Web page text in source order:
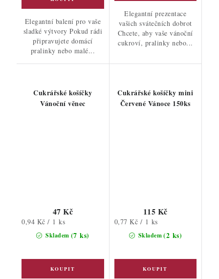
Elegantní balení pro vaše
sladké výtvory Pokud rádi
připravujete domácí
pralinky nebo malé...
Elegantní prezentace
vašich svátečních dobrot
Chcete, aby vaše vánoční
cukroví, pralinky nebo...
Cukrářské košíčky
Vánoční věnec
Skladem (7 ks)
47 Kč
Měrná
0,94 Kč / 1 ks
Cukrářské košíčky mini
Červené Vánoce 150ks
Skladem(2 ks)
115 Kč
Měrná
0,77 Kč / 1 ks